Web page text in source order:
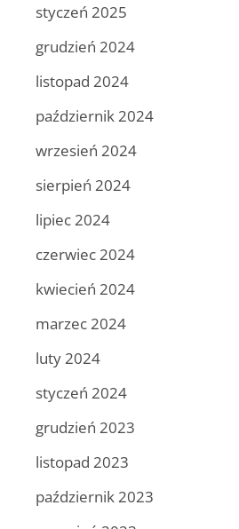
styczeń 2025
grudzień 2024
listopad 2024
październik 2024
wrzesień 2024
sierpień 2024
lipiec 2024
czerwiec 2024
kwiecień 2024
marzec 2024
luty 2024
styczeń 2024
grudzień 2023
listopad 2023
październik 2023